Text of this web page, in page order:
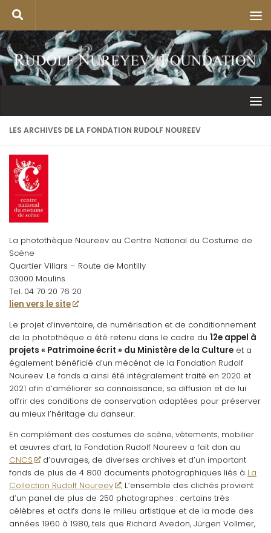
LES ARCHIVES DE LA FONDATION RUDOLF NOUREEV
La photothèque Noureev au Centre National du Costume de
Scène
Quartier Villars – Route de Montilly
03000 Moulins
Tel. 04 70 20 76 20
lien vers le site
Le projet d’inventaire, de numérisation et de conditionnement
de la photothèque a été retenu dans le cadre du 12e appel à
projets « Patrimoine écrit » du Ministère de la Culture et a
également bénéficié d’un mécénat de la Fondation Rudolf
Noureev. Le fonds a ainsi été intégralement traité en 2020 et
2021 afin d’améliorer sa connaissance, sa diffusion et de lui
offrir des conditions de conservation adaptées pour préserver
au mieux l’héritage du danseur.
En complément des costumes de scène, vêtements, mobilier
et œuvres d’art, la Fondation Rudolf Noureev a fait don au
CNCS
d’ouvrages, de diverses archives et d’un important
fonds de plus de 4 800 documents photographiques liés à La
Collection Rudolf Noureev
. L’ensemble des clichés provient
d’un panel de plus de 250 photographes : certains très
célèbres et actifs dans le milieu artistique et de la mode des
années 1960 à 1980, tels que Richard Avedon, Jürgen Vollmer,